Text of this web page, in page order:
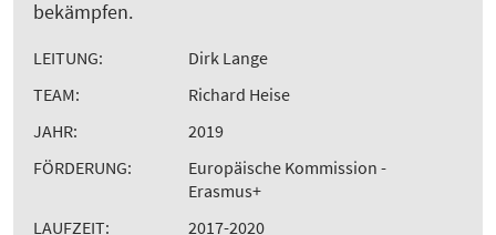
bekämpfen.
LEITUNG:
Dirk Lange
TEAM:
Richard Heise
JAHR:
2019
FÖRDERUNG:
Europäische Kommission -
Erasmus+
LAUFZEIT:
2017-2020